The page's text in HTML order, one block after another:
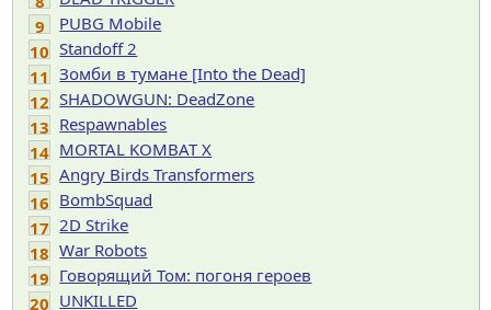
9
PUBG Mobile
10 Standoff 2
11 Зомби в тумане [Into the Dead]
12 SHADOWGUN: DeadZone
13 Respawnables
14 MORTAL KOMBAT X
15 Angry Birds Transformers
16 BombSquad
17 2D Strike
18 War Robots
19 Говорящий Том: погоня героев
20 UNKILLED